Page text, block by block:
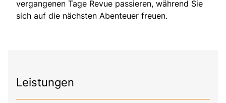
vergangenen Tage Revue passieren, während Sie
sich auf die nächsten Abenteuer freuen.
Leistungen